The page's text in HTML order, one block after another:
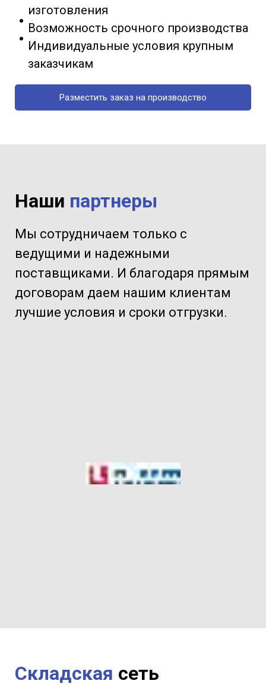
изготовления
Возможность срочного производства
Индивидуальные условия крупным
заказчикам
Разместить заказ на производство
Наши партнеры
Мы сотрудничаем только с
ведущими и надежными
поставщиками. И благодаря прямым
договорам даем нашим клиентам
лучшие условия и сроки отгрузки.
Складская сеть